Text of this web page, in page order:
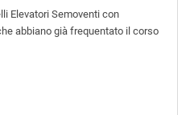
Elevatori Semoventi con
abbiano già frequentato il corso